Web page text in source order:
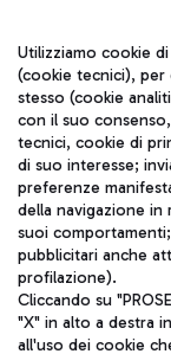
Seguici sui
Utilizziamo cookie
(cookie tecnici),
stesso (cookie
con il suo
tecnici, cookie di
di suo interesse;
preferenze
della navigazione
suoi
pubblicitari anche
profilazione).
Cliccando su
"X" in alto a destra
all'uso dei cookie